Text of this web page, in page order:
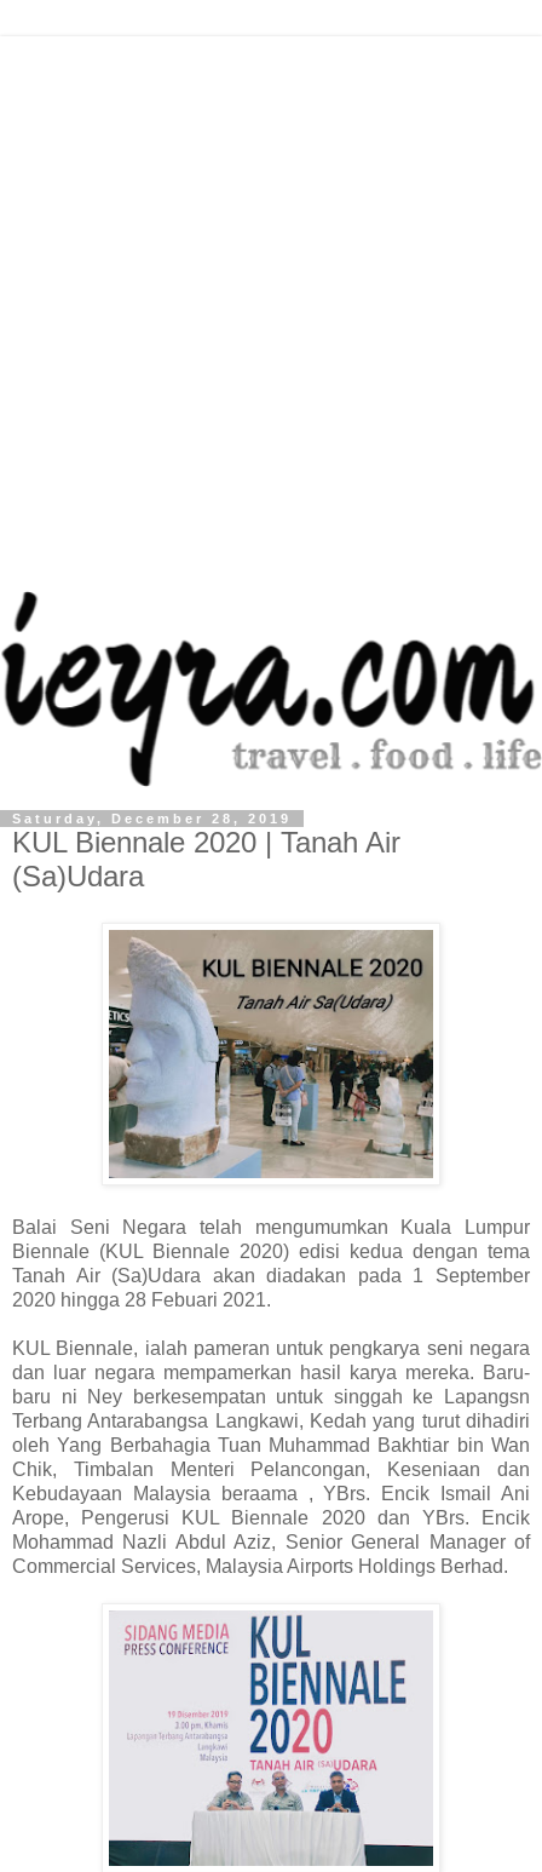
Saturday, December 28, 2019
KUL Biennale 2020 | Tanah Air
(Sa)Udara
Balai Seni Negara telah mengumumkan Kuala Lumpur
Biennale (KUL Biennale 2020) edisi kedua dengan tema
Tanah Air (Sa)Udara akan diadakan pada 1 September
2020 hingga 28 Febuari 2021.
KUL Biennale, ialah pameran untuk pengkarya seni negara
dan luar negara mempamerkan hasil karya mereka. Baru-
baru ni Ney berkesempatan untuk singgah ke Lapangsn
Terbang Antarabangsa Langkawi, Kedah yang turut dihadiri
oleh Yang Berbahagia Tuan Muhammad Bakhtiar bin Wan
Chik, Timbalan Menteri Pelancongan, Keseniaan dan
Kebudayaan Malaysia beraama , YBrs. Encik Ismail Ani
Arope, Pengerusi KUL Biennale 2020 dan YBrs. Encik
Mohammad Nazli Abdul Aziz, Senior General Manager of
Commercial Services, Malaysia Airports Holdings Berhad.